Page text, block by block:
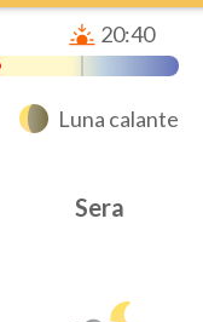
20:40
Luna calante
Sera